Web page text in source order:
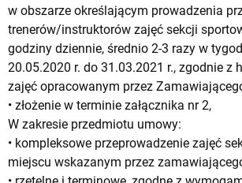
w obszarze określającym prowadzenia
trenerów/instruktorów zajęć sekcji
godziny dziennie, średnio 2-3 razy w
20.05.2020 r. do 31.03.2021 r., zgodnie z
zajęć opracowanym przez
• złożenie w terminie załącznika nr 2,
W zakresie przedmiotu umowy:
• kompleksowe przeprowadzenie zajęć
miejscu wskazanym przez